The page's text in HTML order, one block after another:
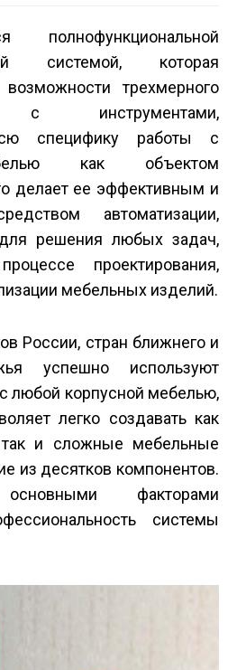
полнофункциональной
системой, которая
трехмерного
с инструментами,
специфику работы с
как объектом
делает ее эффективным и
автоматизации,
решения любых задач,
проектирования,
мебельных изделий.
России, стран ближнего и
успешно используют
любой корпусной мебелью,
легко создавать как
и сложные мебельные
из десятков компонентов.
факторами
системы